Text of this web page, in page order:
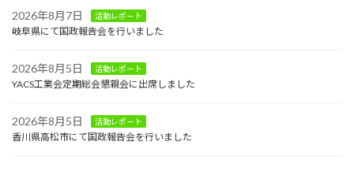
2026年8月7日
活動レポート
岐阜県にて国政報告会を行いました
2026年8月5日 活動レポート
YACS工業会定期総会懇親会に出席しました
2026年8月5日 活動レポート
香川県高松市にて国政報告会を行いました